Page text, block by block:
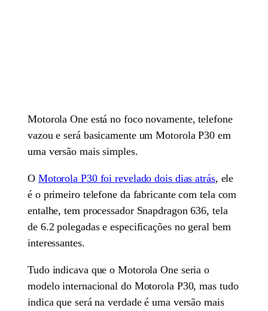
Motorola One está no foco novamente, telefone
vazou e será basicamente um Motorola P30 em
uma versão mais simples.
O Motorola P30 foi revelado dois dias atrás, ele
é o primeiro telefone da fabricante com tela com
entalhe, tem processador Snapdragon 636, tela
de 6.2 polegadas e especificações no geral bem
interessantes.
Tudo indicava que o Motorola One seria o
modelo internacional do Motorola P30, mas tudo
indica que será na verdade é uma versão mais